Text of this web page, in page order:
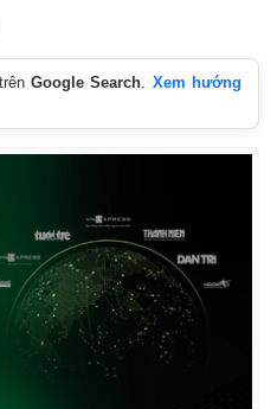
Google Search
Xem hướng